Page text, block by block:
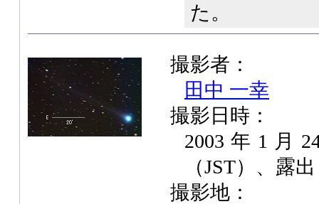
た。
撮影者：
田中 一幸
撮影日時：
2003年1月
（JST）、露
撮影地：